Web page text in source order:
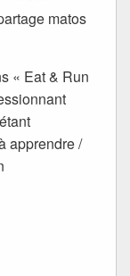
matos
« Eat & Run
apprendre /